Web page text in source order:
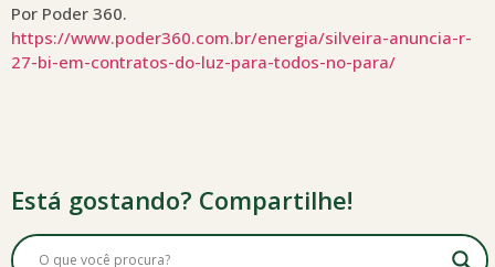
Por Poder 360.
https://www.poder360.com.br/energia/silveira-anuncia-r-
27-bi-em-contratos-do-luz-para-todos-no-para/
Está gostando? Compartilhe!